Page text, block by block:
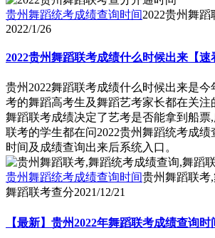
贵州舞蹈统考成绩查询时间2022贵州舞
2022/1/26
2022贵州舞蹈联考成绩什么时候出来【速
贵州2022舞蹈联考成绩什么时候出来是
考的舞蹈高考生及舞蹈艺考家长都在关注
舞蹈联考成绩决定了艺考是否能拿到船票
联考的学生都在问2022贵州舞蹈统考成绩
时间及成绩查询出来后系统入口。
贵州舞蹈统考成绩查询时间贵州舞蹈联考
舞蹈联考查分2021/12/21
【最新】贵州2022年舞蹈联考成绩查询时